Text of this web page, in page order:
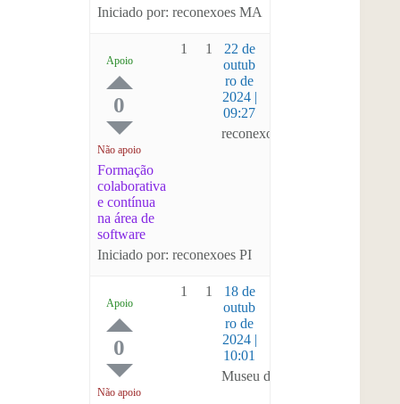
Iniciado por: reconexoes MA
Apoio
0
Não apoio
Formação
colaborativa
e contínua
na área de
software
Iniciado por: reconexoes PI
1 1
22 de
outub
ro de
2024 |
09:27
reconexoes PI
Apoio
0
Não apoio
1 1
18 de
outub
ro de
2024 |
10:01
Museu do Ceara